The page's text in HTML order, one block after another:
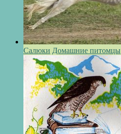
Салюки Домашние питомцы